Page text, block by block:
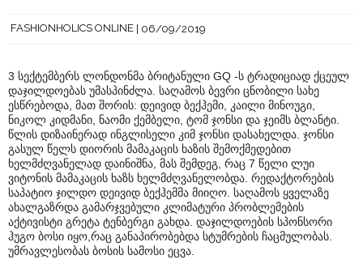
FASHIONHOLICS ONLINE 06/09/2019
3 სექტემბერს ლონდონმა ბრიტანული GQ -ს ტრადიციად ქცეულ
დაჯილდოებას უმასპინძლა. საღამოს ბევრი ცნობილი სახე
ესწრებოდა, მათ შორის: დეივიდ ბექჰემი, კაილი მინოუგი,
ნიკოლ კიდმანი, ნაომი ქემბელი, ტომ ჯონსი და ჯეიმს ბლანტი.
წლის დიზაინერად ინგლისელი კიმ ჯონსი დასახელდა. ჯონსი
გასულ წელს დიორის მამაკაცის ხაზის შემოქმედებით
ხელმძღვანელად დაინიშნა, მას შემდეგ, რაც 7 წელი ლუი
ვიტონის მამაკაცის ხაზს ხელმძღვანელობდა. რედაქტორების
საპატიო ჯილდო დეივიდ ბექჰემმა მიიღო. საღამოს ყველაზე
ახალგაზრდა გამარჯვებული კლიმატური პრობლემების
აქტივისტი გრეტა ტენბერგი გახდა. დაჯილდოების სპონსორი
ჰუგო ბოსი იყო,რაც განაპირობებდა სტუმრების ჩაცმულობას.
უმრავლესობას ბოსის სამოსი ეცვა.